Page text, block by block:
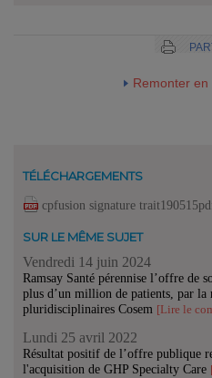
Remonter
TÉLÉCHARGEMENTS
cpfusion signature
SUR LE MÊME SUJET
Vendredi 14 juin 2024
Ramsay Santé pérennise l’offre de
plus d’un million de patients, par la
pluridisciplinaires Cosem [Lire le
Lundi 25 avril 2022
Résultat positif de l’offre publique
l'acquisition de GHP Specialty Care